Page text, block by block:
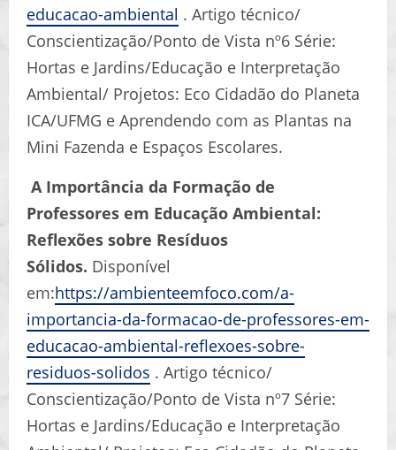
educacao-ambiental . Artigo técnico/
Conscientização/Ponto de Vista nº6 Série:
Hortas e Jardins/Educação e Interpretação
Ambiental/ Projetos: Eco Cidadão do Planeta
ICA/UFMG e Aprendendo com as Plantas na
Mini Fazenda e Espaços Escolares.
A Importância da Formação de
Professores em Educação Ambiental:
Reflexões sobre Resíduos
Sólidos. Disponível
em:https://ambienteemfoco.com/a-
importancia-da-formacao-de-professores-em-
educacao-ambiental-reflexoes-sobre-
residuos-solidos . Artigo técnico/
Conscientização/Ponto de Vista nº7 Série:
Hortas e Jardins/Educação e Interpretação